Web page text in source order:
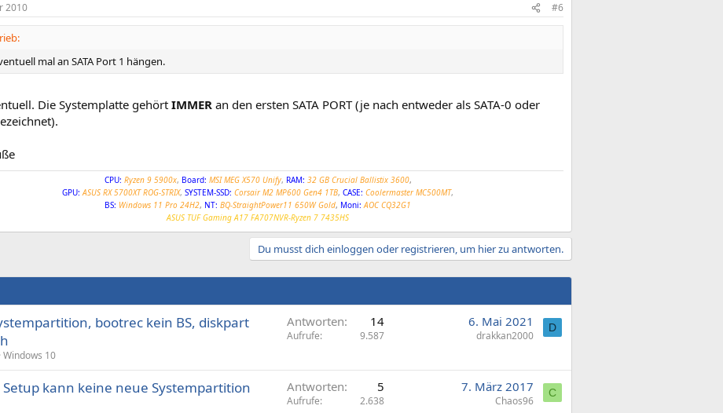
2010 #6
mal an SATA Port 1 hängen.
Die Systemplatte gehört IMMER an den ersten SATA PORT (je nach entweder als SATA-0 oder
CPU: Ryzen 9 5900x, Board: MSI MEG X570 Unify, RAM: 32 GB Crucial Ballistix 3600,
GPU: ASUS RX 5700XT ROG-STRIX, SYSTEM-SSD: Corsair M2 MP600 Gen4 1TB, CASE: Coolermaster MC500MT,
BS: Windows 11 Pro 24H2, NT: BQ-StraightPower11 650W Gold, Moni: AOC CQ32G1
ASUS TUF Gaming A17 FA707NVR-Ryzen 7 7435HS
Du musst dich einloggen oder registrieren, um hier zu antworten.
bootrec kein BS, diskpart
Windows 10
Antworten 14
Aufrufe 9.587
6. Mai 2021
drakkan2000
D
Setup kann keine neue Systempartition
Antworten 5
Aufrufe 2.638
7. März 2017
Chaos96
C